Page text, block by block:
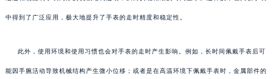
中得到了广泛应用，极大地提升了手表的走时精度和稳定性。
此外，使用环境和使用习惯也会对手表的走时产生影响。例如，长时间佩戴手表后可
能因手腕活动导致机械结构产生微小位移；或者是在高温环境下佩戴手表时，金属部件的